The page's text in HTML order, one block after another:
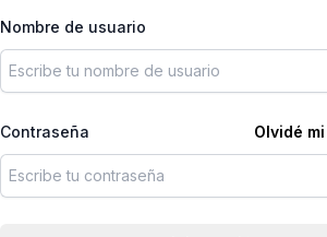
Nombre de usuario
Contraseña Olvidé